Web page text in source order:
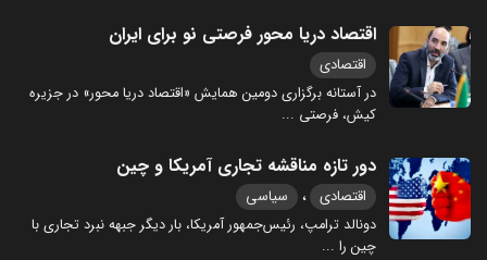
اقتصاد دریا محور فرصتی نو برای ایران
اقتصادی
در آستانه برگزاری دومین همایش «اقتصاد دریا محور» در جزیره
کیش، فرصتی ...
دور تازه مناقشه تجاری آمریکا و چین
اقتصادی ، سیاسی
دونالد ترامپ، رئیس‌جمهور آمریکا، بار دیگر جبهه نبرد تجاری با
چین را ...